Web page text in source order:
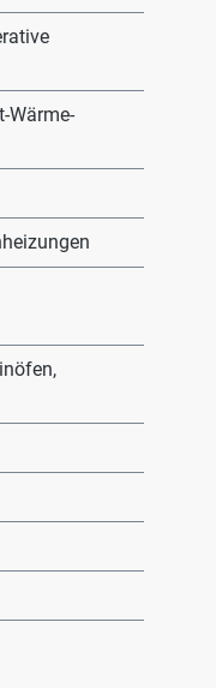
Wärme-